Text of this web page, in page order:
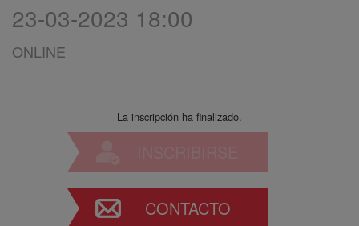
23-03-2023 18:00
ONLINE
La inscripción ha finalizado.
CONTACTO